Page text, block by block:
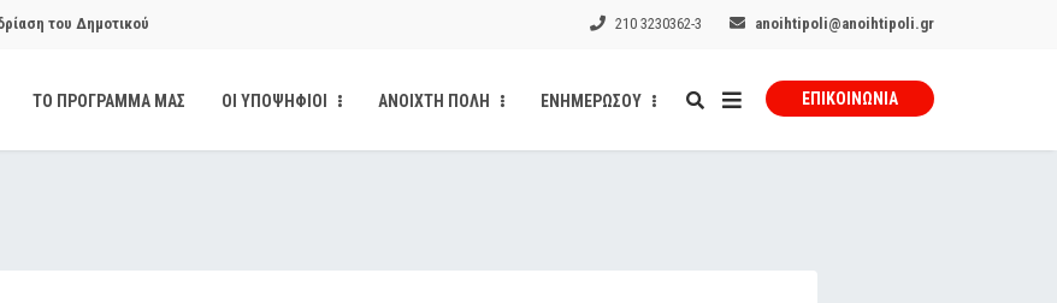
του Δημοτικού
των «σπιτιών
210 3230362-3 anoihtipoli@anoihtipoli.gr
ΤΟ ΠΡΟΓΡΑΜΜΑ ΜΑΣ ΟΙ ΥΠΟΨΗΦΙΟΙ ΑΝΟΙΧΤΗ ΠΟΛΗ ΕΝΗΜΕΡΩΣΟΥ ΕΠΙΚΟΙΝΩΝΊΑ